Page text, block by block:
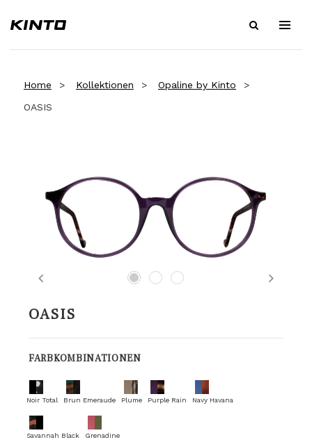
Home Kollektionen
Opaline by Kinto
OASIS
Previous Next
OASIS
FARBKOMBINATIONEN
Noir Total Brun Emeraude Plume Purple Rain Navy Havana
Savannah Black Grenadine